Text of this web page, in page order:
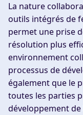
La nature
outils intégrés de
permet une prise
résolution plus
environnement
processus de
également que le
toutes les parties
développement